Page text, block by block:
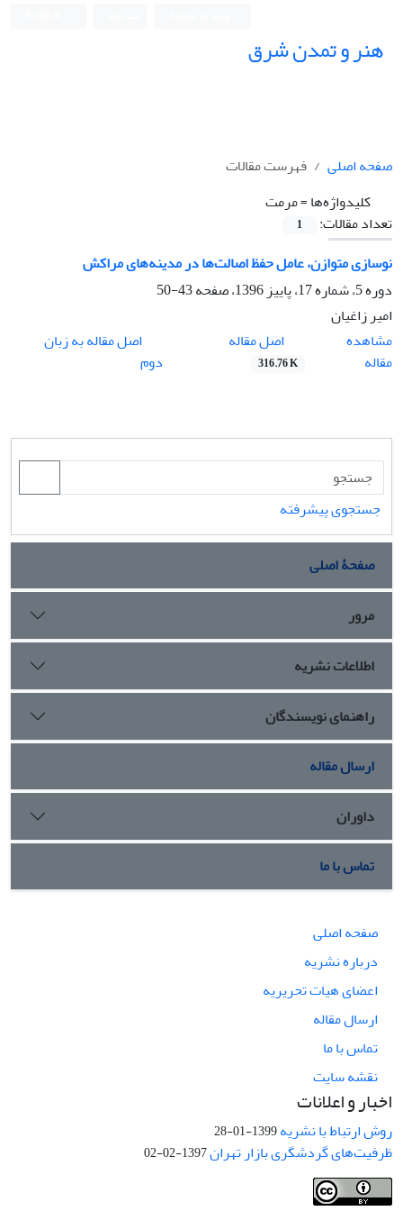
هنر و تمدن شرق
صفحه اصلی
فهرست مقالات
کلیدواژه‌ها =مرمت
تعداد مقالات:
1
نوسازی متوازن، عامل حفظ اصالت‌ها در مدینه‌های مراکش
دوره 5، شماره 17، پاییز 1396، صفحه
43-50
امیر زاغیان
مشاهده
مقاله
اصل مقاله
316.76 K
اصل مقاله به زبان
دوم
جستجوی پیشرفته
صفحۀ اصلی
مرور
اطلاعات نشریه
راهنمای نویسندگان
ارسال مقاله
داوران
تماس با ما
صفحه اصلی
درباره نشریه
اعضای هیات تحریریه
ارسال مقاله
تماس با ما
نقشه سایت
اخبار و اعلانات
روش ارتباط با نشریه1399-01-28
ظرفیت‌های گردشگری بازار تهران1397-02-02